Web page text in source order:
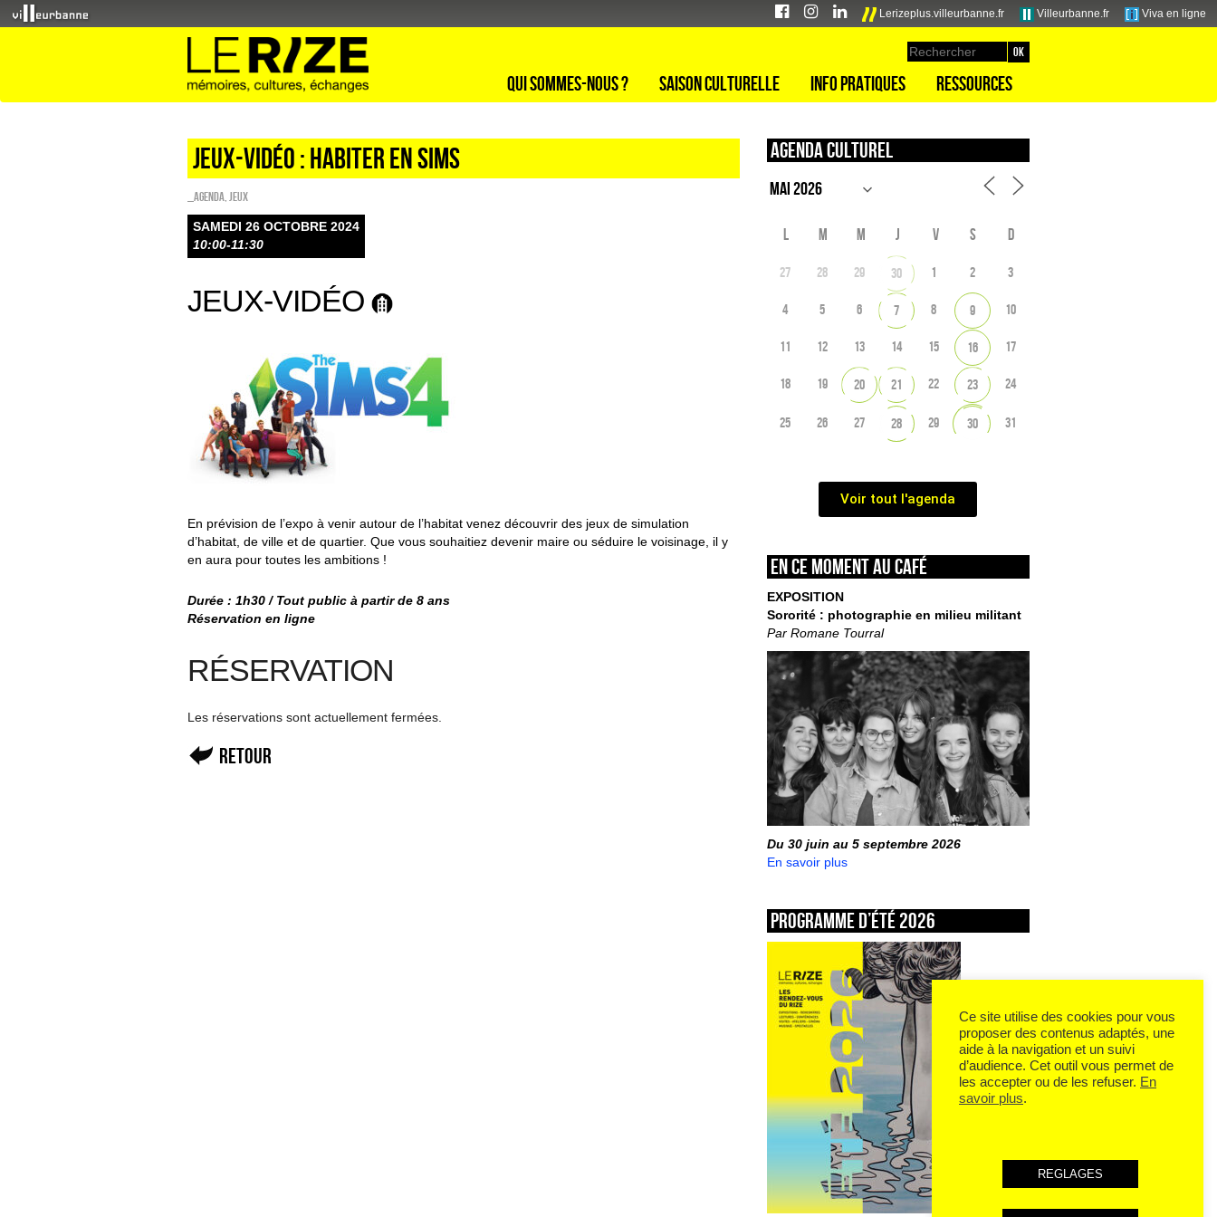
Lerizeplus.villeurbanne.fr Villeurbanne.fr Viva en ligne
Qui sommes-nous ? Saison culturelle Info pratiques Ressources
JEUX-VIDÉO : HABITER EN SIMS
_Agenda Jeux
SAMEDI 26 OCTOBRE 2024
10:00-11:30
JEUX-VIDÉO
En prévision de l’expo à venir autour de l’habitat venez découvrir des jeux de simulation
d’habitat, de ville et de quartier. Que vous souhaitiez devenir maire ou séduire le voisinage, il y
en aura pour toutes les ambitions !
Durée : 1h30 / Tout public à partir de 8 ans
Réservation en ligne
RÉSERVATION
Les réservations sont actuellement fermées.
Retour
Agenda culturel
L M M J V S D
27 28 29 30 1 2 3
4 5 6 7 8 9 10
11 12 13 14 15 16 17
18 19 20 21 22 23 24
25 26 27 28 29 30 31
Voir tout l'agenda
En ce moment au café
EXPOSITION
Sororité : photographie en milieu militant
Par Romane Tourral
Du 30 juin au 5 septembre 2026
En savoir plus
Programme d’été 2026
Ce site utilise des cookies pour vous
proposer des contenus adaptés, une
aide à la navigation et un suivi
d’audience. Cet outil vous permet de
les accepter ou de les refuser. En
savoir plus.
REGLAGES